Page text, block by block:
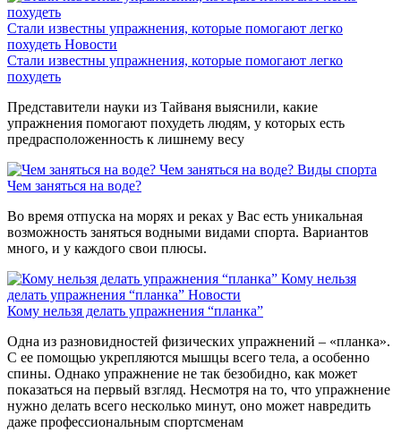
Стали известны упражнения, которые помогают легко
похудеть Новости
Стали известны упражнения, которые помогают легко
похудеть
Представители науки из Тайваня выяснили, какие
упражнения помогают похудеть людям, у которых есть
предрасположенность к лишнему весу
Чем заняться на воде? Виды спорта
Чем заняться на воде?
Во время отпуска на морях и реках у Вас есть уникальная
возможность заняться водными видами спорта. Вариантов
много, и у каждого свои плюсы.
Кому нельзя
делать упражнения “планка” Новости
Кому нельзя делать упражнения “планка”
Одна из разновидностей физических упражнений – «планка».
С ее помощью укрепляются мышцы всего тела, а особенно
спины. Однако упражнение не так безобидно, как может
показаться на первый взгляд. Несмотря на то, что упражнение
нужно делать всего несколько минут, оно может навредить
даже профессиональным спортсменам